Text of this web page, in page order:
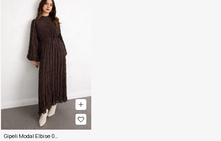
Gipeli Modal Elbise 0080 - KAHVERENGİ